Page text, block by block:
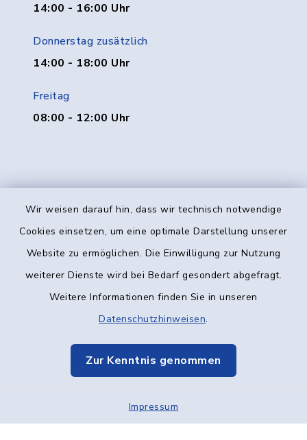
Wir weisen darauf hin, dass wir technisch notwendige
Cookies einsetzen, um eine optimale Darstellung unserer
Website zu ermöglichen. Die Einwilligung zur Nutzung
weiterer Dienste wird bei Bedarf gesondert abgefragt.
Weitere Informationen finden Sie in unseren
Datenschutzhinweisen.
Zur Kenntnis genommen
Impressum
14:00 - 16:00 Uhr
Donnerstag zusätzlich
14:00 - 18:00 Uhr
Freitag
08:00 - 12:00 Uhr
Kontakt
Datenschutz
Elektronische Kommunikation
Sitemap